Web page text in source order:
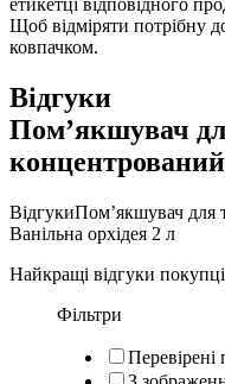
етикетці відповідного
Щоб відміряти потрібну
ковпачком.
Відгуки
Пом’якшувач
ВідгукиПом’якшувач для
Ванільна орхідея 2 л
Найкращі відгуки
Фільтри
Перевірені